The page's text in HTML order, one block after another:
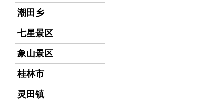
潮田乡
七星景区
象山景区
桂林市
灵田镇